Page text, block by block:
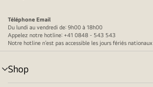
Téléphone Email
Du lundi au vendredi de: 9h00 à 18h00
Appelez notre hotline: +41 0848 - 543 543
Notre hotline n’est pas accessible les jours fériés nationaux
Shop
menu
déroulant